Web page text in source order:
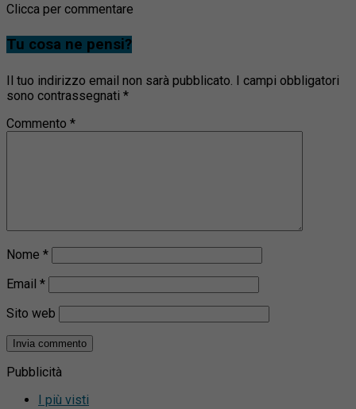
Clicca per commentare
Tu cosa ne pensi?
Il tuo indirizzo email non sarà pubblicato.
I campi obbligatori
sono contrassegnati *
Commento *
Nome *
Email *
Sito web
Pubblicità
I più visti